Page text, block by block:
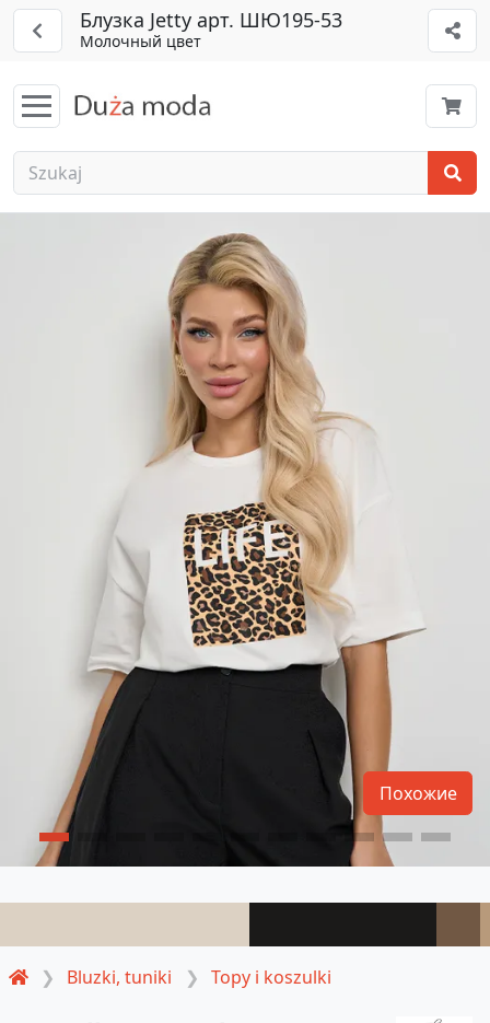
Блузка Jetty арт. ШЮ195-53
Молочный цвет
Bluzki, tuniki Topy i koszulki
Похожие